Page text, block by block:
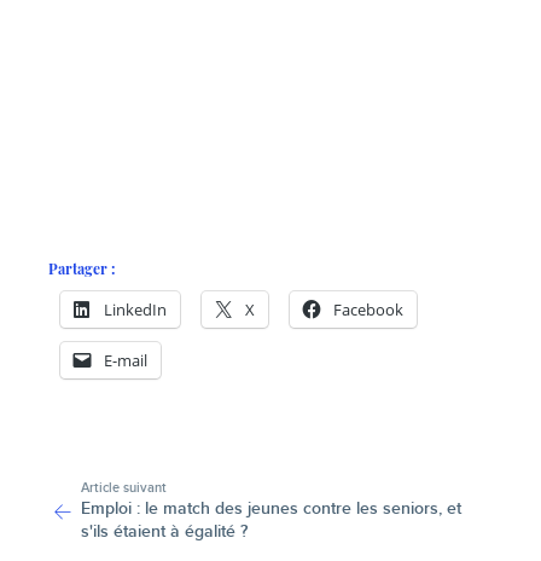
Partager :
LinkedIn X Facebook
E-mail
Article suivant
Emploi : le match des jeunes contre les seniors, et
s'ils étaient à égalité ?